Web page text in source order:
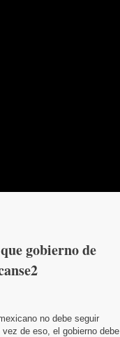
gobierno de
no debe seguir
de eso, el gobierno debe